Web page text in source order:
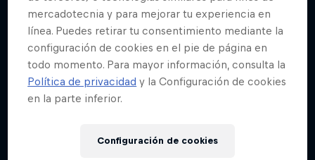
mercadotecnia y para mejorar tu experiencia en
línea. Puedes retirar tu consentimiento mediante la
configuración de cookies en el pie de página en
todo momento. Para mayor información, consulta la
Política de privacidad y la Configuración de cookies
en la parte inferior.
Configuración de cookies